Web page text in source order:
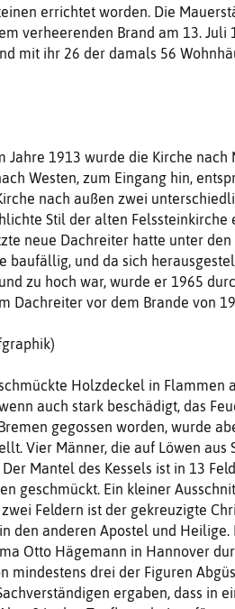
errichtet worden. Die
verheerenden Brand am 13. Juli
mit ihr 26 der damals 56
Jahre 1913 wurde die Kirche nach
Westen, zum Eingang hin,
nach außen zwei
Stil der alten
neue Dachreiter hatte unter
baufällig, und da sich
zu hoch war, wurde er 1965
Dachreiter vor dem Brande von
Holzdeckel in Flammen
auch stark beschädigt, das
gegossen worden, wurde
Vier Männer, die auf Löwen aus
Mantel des Kessels ist in 13
geschmückt. Ein kleiner
Feldern ist der gekreuzigte
den anderen Apostel und
Otto Hägemann in Hannover
mindestens drei der Figuren
ergaben, dass in